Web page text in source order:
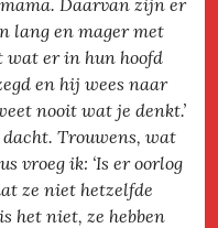
lang en mager met
wat er in hun hoofd
en hij wees naar
nooit wat je denkt.’
Trouwens, wat
vroeg ik: ‘Is er oorlog
ze niet hetzelfde
het niet, ze hebben